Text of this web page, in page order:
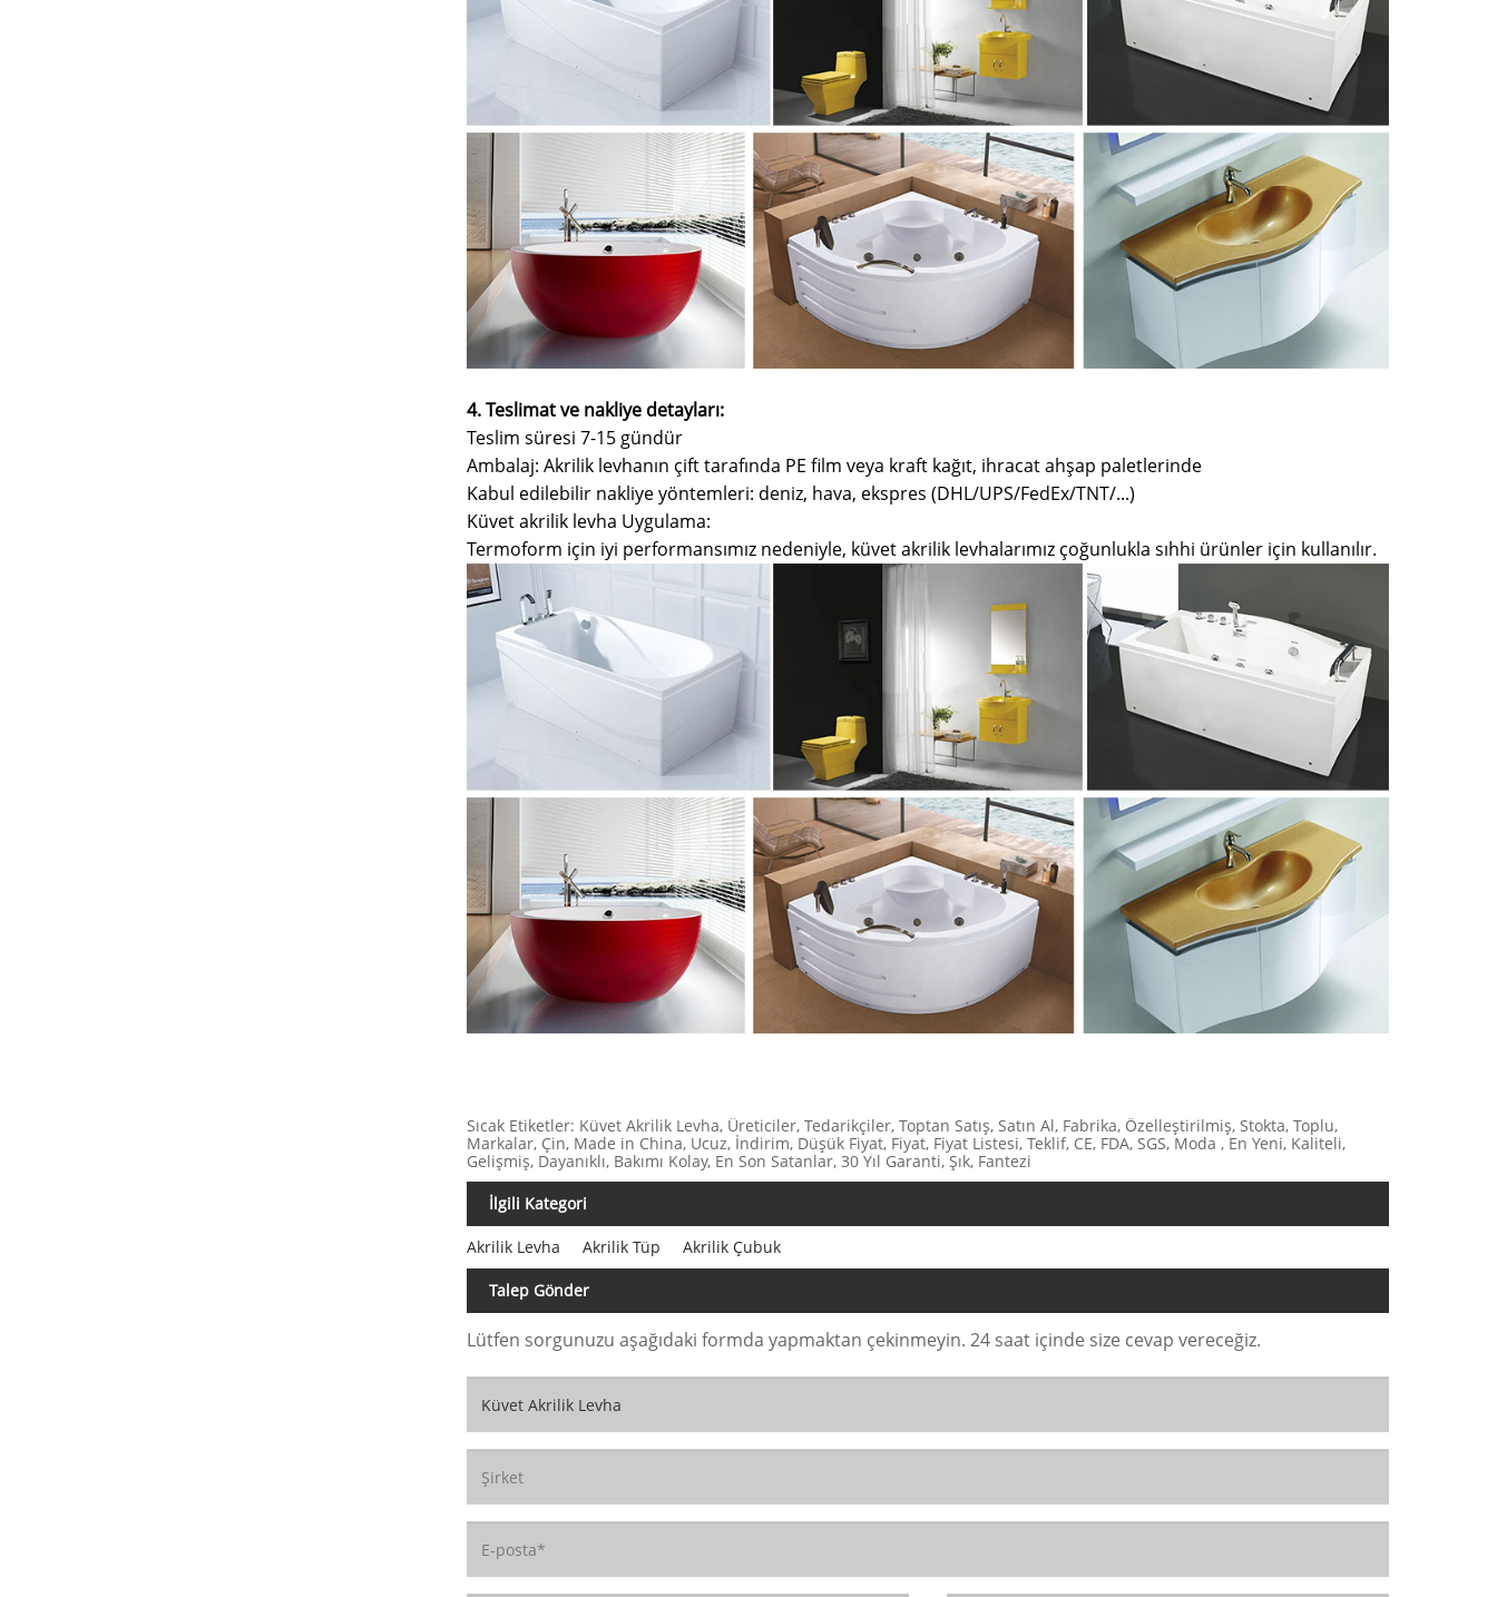
4. Teslimat ve nakliye detayları:
Teslim süresi 7-15 gündür
Ambalaj: Akrilik levhanın çift tarafında PE film veya kraft kağıt, ihracat ahşap paletlerinde
Kabul edilebilir nakliye yöntemleri: deniz, hava, ekspres (DHL/UPS/FedEx/TNT/...)
Küvet akrilik levha Uygulama:
Termoform için iyi performansımız nedeniyle, küvet akrilik levhalarımız çoğunlukla sıhhi ürünler için kullanılır.
Sıcak Etiketler: Küvet Akrilik Levha, Üreticiler, Tedarikçiler, Toptan Satış, Satın Al, Fabrika, Özelleştirilmiş, Stokta, Toplu,
Markalar, Çin, Made in China, Ucuz, İndirim, Düşük Fiyat, Fiyat, Fiyat Listesi, Teklif, CE, FDA, SGS, Moda , En Yeni, Kaliteli,
Gelişmiş, Dayanıklı, Bakımı Kolay, En Son Satanlar, 30 Yıl Garanti, Şık, Fantezi
İlgili Kategori
Akrilik Levha Akrilik Tüp Akrilik Çubuk
Talep Gönder
Lütfen sorgunuzu aşağıdaki formda yapmaktan çekinmeyin. 24 saat içinde size cevap vereceğiz.